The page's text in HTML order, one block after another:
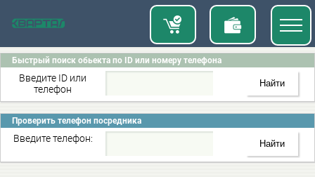
Быстрый поиск обьекта по ID или номеру телефона
Введите ID или
телефон
Проверить телефон посредника
Введите телефон: